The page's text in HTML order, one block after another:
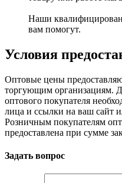
Наши
вам помогут.
Условия
Оптовые цены
торгующим организациям.
оптового покупателя
лица и ссылки на ваш сайт
Розничным покупателям
предоставлена при сумме
Задать вопрос